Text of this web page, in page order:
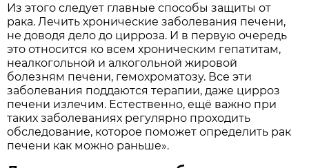
Из этого следует главные способы защиты от
рака. Лечить хронические заболевания печени,
не доводя дело до цирроза. И в первую очередь
это относится ко всем хроническим гепатитам,
неалкогольной и алкогольной жировой
болезням печени, гемохроматозу. Все эти
заболевания поддаются терапии, даже цирроз
печени излечим. Естественно, ещё важно при
таких заболеваниях регулярно проходить
обследование, которое поможет определить рак
печени как можно раньше».